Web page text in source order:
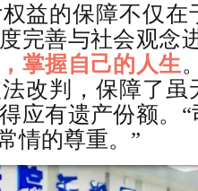
益的保障不仅在
完善与社会观念
掌握自己的人生
改判，保障了虽
应有遗产份额。
情的尊重。”